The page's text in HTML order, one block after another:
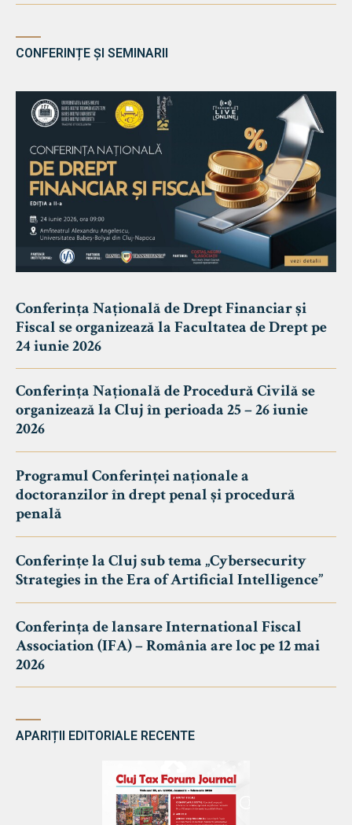
CONFERINȚE ȘI SEMINARII
Conferința Națională de Drept Financiar și
Fiscal se organizează la Facultatea de Drept pe
24 iunie 2026
Conferința Națională de Procedură Civilă se
organizează la Cluj în perioada 25 – 26 iunie
2026
Programul Conferinței naționale a
doctoranzilor în drept penal și procedură
penală
Conferințe la Cluj sub tema „Cybersecurity
Strategies in the Era of Artificial Intelligence”
Conferința de lansare International Fiscal
Association (IFA) – România are loc pe 12 mai
2026
APARIȚII EDITORIALE RECENTE